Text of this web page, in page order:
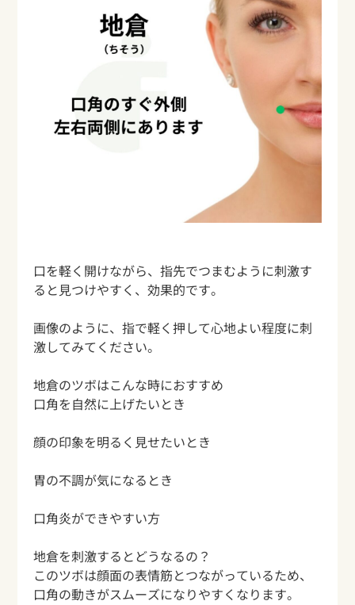
口を軽く開けながら、指先でつまむように刺激す
ると見つけやすく、効果的です。
画像のように、指で軽く押して心地よい程度に刺
激してみてください。
地倉のツボはこんな時におすすめ
口角を自然に上げたいとき
顔の印象を明るく見せたいとき
胃の不調が気になるとき
口角炎ができやすい方
地倉を刺激するとどうなるの？
このツボは顔面の表情筋とつながっているため、
口角の動きがスムーズになりやすくなります。